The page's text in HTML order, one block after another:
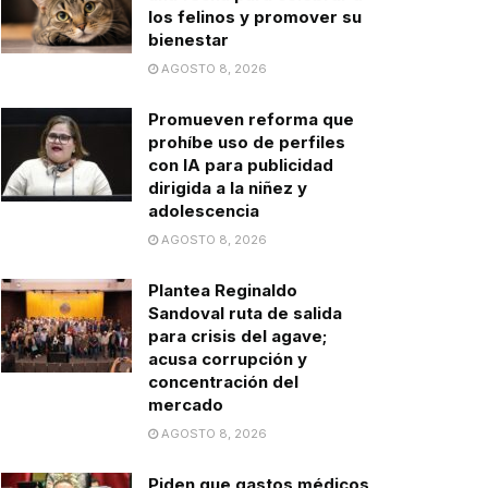
los felinos y promover su
bienestar
AGOSTO 8, 2026
Promueven reforma que
prohíbe uso de perfiles
con IA para publicidad
dirigida a la niñez y
adolescencia
AGOSTO 8, 2026
Plantea Reginaldo
Sandoval ruta de salida
para crisis del agave;
acusa corrupción y
concentración del
mercado
AGOSTO 8, 2026